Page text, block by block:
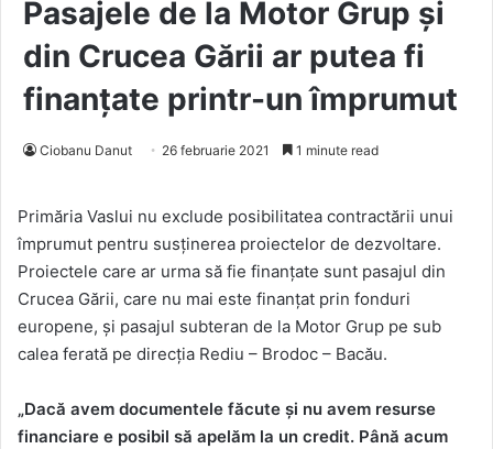
Pasajele de la Motor Grup și
din Crucea Gării ar putea fi
finanțate printr-un împrumut
Ciobanu Danut 26 februarie 2021 1 minute read
Primăria Vaslui nu exclude posibilitatea contractării unui
împrumut pentru susținerea proiectelor de dezvoltare.
Proiectele care ar urma să fie finanțate sunt pasajul din
Crucea Gării, care nu mai este finanțat prin fonduri
europene, și pasajul subteran de la Motor Grup pe sub
calea ferată pe direcția Rediu – Brodoc – Bacău.
„Dacă avem documentele făcute și nu avem resurse
financiare e posibil să apelăm la un credit. Până acum